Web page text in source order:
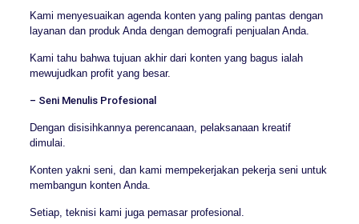
Kami menyesuaikan agenda konten yang paling pantas dengan
layanan dan produk Anda dengan demografi penjualan Anda.
Kami tahu bahwa tujuan akhir dari konten yang bagus ialah
mewujudkan profit yang besar.
– Seni Menulis Profesional
Dengan disisihkannya perencanaan, pelaksanaan kreatif
dimulai.
Konten yakni seni, dan kami mempekerjakan pekerja seni untuk
membangun konten Anda.
Setiap, teknisi kami juga pemasar profesional.